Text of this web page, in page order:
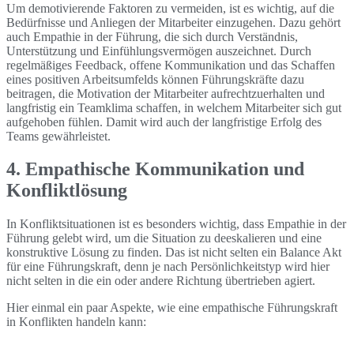
Um demotivierende Faktoren zu vermeiden, ist es wichtig, auf die
Bedürfnisse und Anliegen der Mitarbeiter einzugehen. Dazu gehört
auch Empathie in der Führung, die sich durch Verständnis,
Unterstützung und Einfühlungsvermögen auszeichnet. Durch
regelmäßiges Feedback, offene Kommunikation und das Schaffen
eines positiven Arbeitsumfelds können Führungskräfte dazu
beitragen, die Motivation der Mitarbeiter aufrechtzuerhalten und
langfristig ein Teamklima schaffen, in welchem Mitarbeiter sich gut
aufgehoben fühlen. Damit wird auch der langfristige Erfolg des
Teams gewährleistet.
4. Empathische Kommunikation und
Konfliktlösung
In Konfliktsituationen ist es besonders wichtig, dass Empathie in der
Führung gelebt wird, um die Situation zu deeskalieren und eine
konstruktive Lösung zu finden. Das ist nicht selten ein Balance Akt
für eine Führungskraft, denn je nach Persönlichkeitstyp wird hier
nicht selten in die ein oder andere Richtung übertrieben agiert.
Hier einmal ein paar Aspekte, wie eine empathische Führungskraft
in Konflikten handeln kann: